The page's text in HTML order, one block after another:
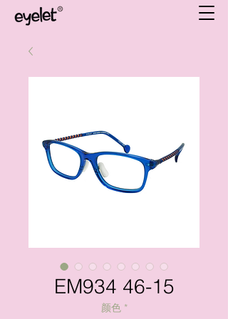
EM934 46-15
颜色 *